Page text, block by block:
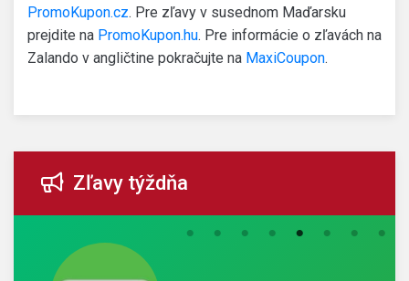
PromoKupon.cz. Pre zľavy v susednom Maďarsku
prejdite na PromoKupon.hu. Pre informácie o zľavách na
Zalando v angličtine pokračujte na MaxiCoupon.
Zľavy týždňa